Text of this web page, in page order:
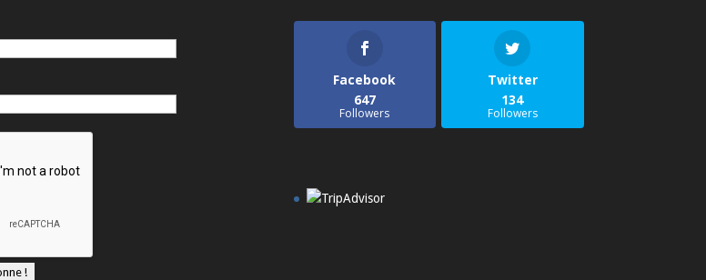
Facebook
647
Followers
Twitter
134
Followers